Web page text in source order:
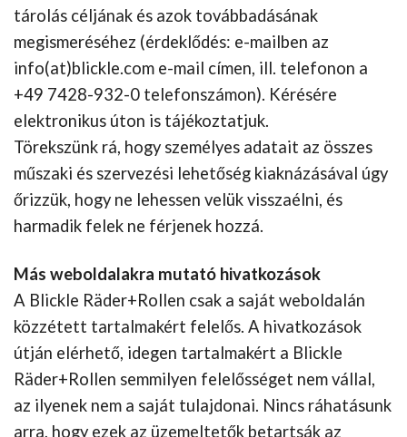
tárolás céljának és azok továbbadásának
megismeréséhez (érdeklődés: e-mailben az
info(at)blickle.com e-mail címen, ill. telefonon a
+49 7428-932-0 telefonszámon). Kérésére
elektronikus úton is tájékoztatjuk.
Törekszünk rá, hogy személyes adatait az összes
műszaki és szervezési lehetőség kiaknázásával úgy
őrizzük, hogy ne lehessen velük visszaélni, és
harmadik felek ne férjenek hozzá.
Más weboldalakra mutató hivatkozások
A Blickle Räder+Rollen csak a saját weboldalán
közzétett tartalmakért felelős. A hivatkozások
útján elérhető, idegen tartalmakért a Blickle
Räder+Rollen semmilyen felelősséget nem vállal,
az ilyenek nem a saját tulajdonai. Nincs ráhatásunk
arra, hogy ezek az üzemeltetők betartsák az